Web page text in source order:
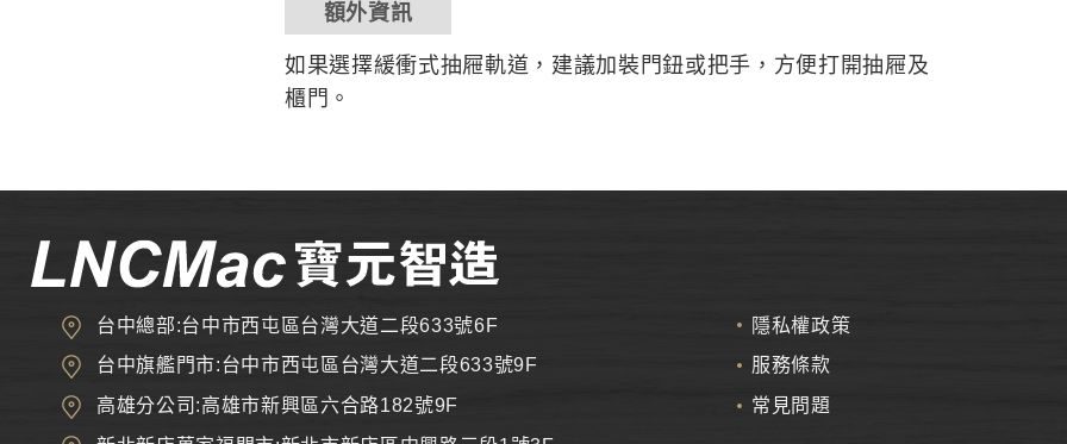
額外資訊
如果選擇緩衝式抽屜軌道，建議加裝門鈕或把手，方便打開抽屜及
櫃門。
台中總部:台中市西屯區台灣大道二段633號6F
台中旗艦門市:台中市西屯區台灣大道二段633號9F
高雄分公司:高雄市新興區六合路182號9F
隱私權政策
服務條款
常見問題